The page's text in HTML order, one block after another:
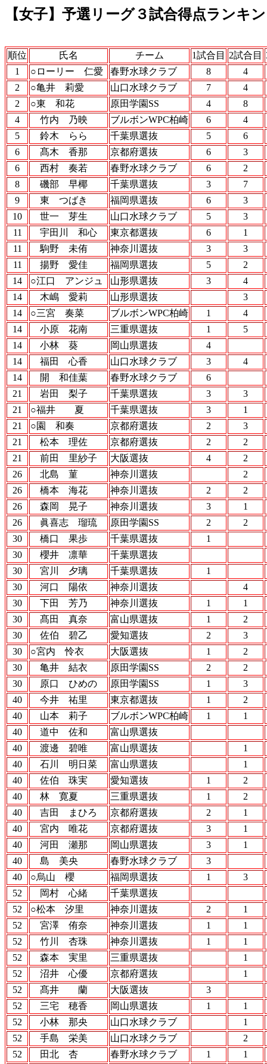
【女子】予選リーグ３試合得点ランキ
順位 氏名 チーム 1試合目 2試合目
1
○ローリー 仁愛 春野水球クラブ 8
4
2
○亀井 莉愛 山口水球クラブ 7
4
2
○東 和花 原田学園SS 4
8
4
竹内 乃映 ブルボンWPC柏崎 6
4
5
鈴木 らら 千葉県選抜 5
6
6
髙木 香那 京都府選抜 6
3
6
西村 奏若 春野水球クラブ 6
2
8
磯部 早椰 千葉県選抜 3
7
9
東 つばき 福岡県選抜 6
3
10
世一 芽生 山口水球クラブ 5
3
11
宇田川 和心 東京都選抜 6
1
11
駒野 未侑 神奈川選抜 3
3
11
揚野 愛佳 福岡県選抜 5
2
14
○江口 アンジュ 山形県選抜 3
4
14
木嶋 愛莉 山形県選抜
3
14
○三宮 奏菜 ブルボンWPC柏崎 1
4
14
小原 花南 三重県選抜 1
5
14
小林 葵 岡山県選抜
4
14
福田 心香 山口水球クラブ 3
4
14
開 和佳葉 春野水球クラブ
6
21
岩田 梨子 千葉県選抜 3
3
21
○福井 夏 千葉県選抜 3
1
21
○園 和奏 京都府選抜 2
3
21
松本 理佐 京都府選抜 2
2
21
前田 里紗子 大阪選抜 4
2
26
北島 菫 神奈川選抜
2
26
橋本 海花 神奈川選抜 2
2
26
森岡 晃子 神奈川選抜 3
1
26
眞喜志 瑠琉 原田学園SS 2
2
30
橋口 果歩 千葉県選抜
1
30
櫻井 凛華
千葉県選抜
30
宮川 夕璃 千葉県選抜
1
30
河口 陽依 神奈川選抜
4
30
下田 芳乃 神奈川選抜 1
1
30
髙田 真奈 富山県選抜 1
2
30
佐伯 碧乙 愛知選抜 2
3
30
○宮内 怜衣 大阪選抜 1
2
30
亀井 結衣 原田学園SS 2
2
30
原口 ひめの 原田学園SS 1
3
40
今井 祐里 東京都選抜 1
2
40
山本 莉子 ブルボンWPC柏崎 1
1
40
道中 佐和
富山県選抜
40
渡邊 碧唯 富山県選抜
1
40
石川 明日菜 富山県選抜
1
40
佐伯 珠実 愛知選抜 1
2
40
林 寛夏 三重県選抜 1
2
40
吉田 まひろ 京都府選抜 2
1
40
宮内 唯花 京都府選抜 3
1
40
河田 瀬那 岡山県選抜 3
1
40
島 美央 春野水球クラブ
3
40
○烏山 櫻 福岡県選抜 1
3
52
岡村 心緒
千葉県選抜
52
○松本 汐里 神奈川選抜 2
1
52
宮澤 侑奈 神奈川選抜 1
1
52
竹川 杏珠 神奈川選抜 1
1
52
森本 実里 三重県選抜
1
52
沼井 心優 京都府選抜
1
52
髙井 蘭 大阪選抜
3
52
三宅 穂香 岡山県選抜 1
1
52
小林 那央 山口水球クラブ
1
52
手島 栄美 山口水球クラブ
2
52
田北 杏 春野水球クラブ 1
1